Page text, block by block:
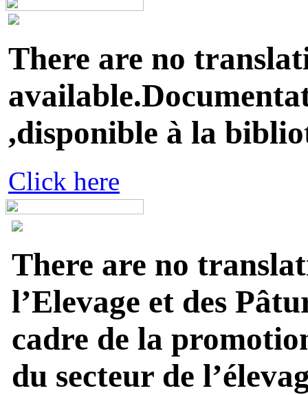
There are no
,disponible à la
Click here
There are no
l’Elevage et des
cadre de la
du secteur de